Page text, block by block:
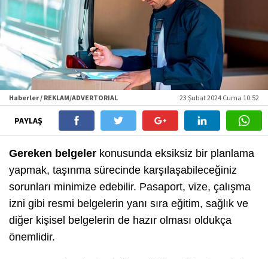
Haberler / REKLAM/ADVERTORIAL 23 Şubat 2024 Cuma 10:52
PAYLAŞ
Gereken belgeler konusunda eksiksiz bir planlama
yapmak, taşınma sürecinde karşılaşabileceğiniz
sorunları minimize edebilir. Pasaport, vize, çalışma
izni gibi resmi belgelerin yanı sıra eğitim, sağlık ve
diğer kişisel belgelerin de hazır olması oldukça
önemlidir.